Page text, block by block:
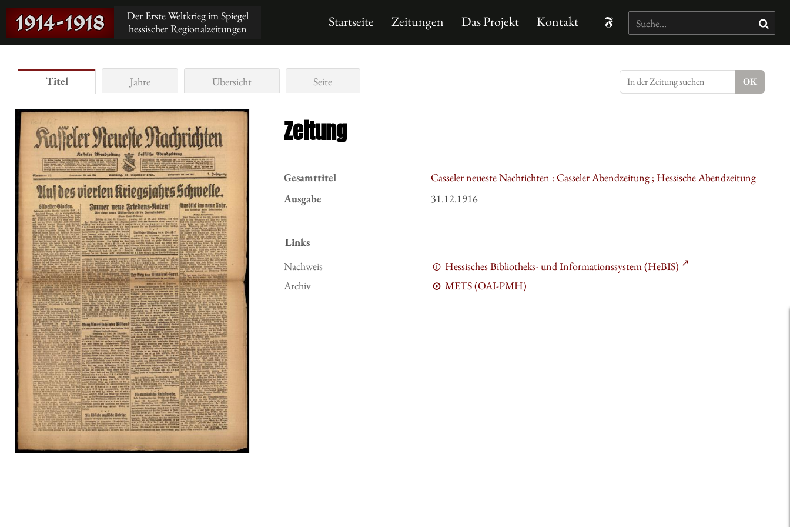
Der Erste Weltkrieg im Spiegel
hessischer Regionalzeitungen
Startseite Zeitungen Das Projekt Kontakt
Titel Jahre Übersicht Seite
Zeitung
Gesamttitel
Casseler neueste Nachrichten : Casseler Abendzeitung ; Hessische Abendzeitung
Ausgabe
31.12.1916
Links
Nachweis
Hessisches Bibliotheks- und Informationssystem (HeBIS)
Archiv
METS (OAI-PMH)